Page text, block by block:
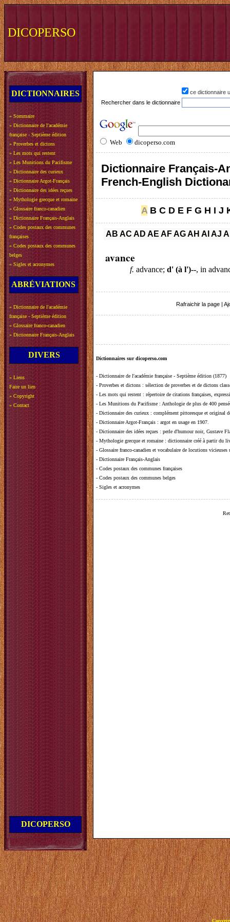
DICOPERSO
DICTIONNAIRES
» Sommaire
» Dictionnaire de l'académie
française - Septième édition
» Proverbes et dictons
» Les mots qui restent
» Les Munitions du Pacifisme
» Dictionnaire des curieux
» Dictionnaire Argot-Français
» Dictionnaire des idées reçues
» Mythologie grecque et romaine
» Glossaire franco-canadien
» Dictionnaire Français-Anglais
» Codes postaux des communes
françaises
» Codes postaux des communes
belges
» Sigles et acronymes
ABRÉVIATIONS
» Dictionnaire de l'académie
française - Septième édition
» Glossaire franco-canadien
» Dictionnaire Français-Anglais
DIVERS
» Liens
Faire un lien
» Copyright
» Contact
DICOPERSO
ce dictionnaire
Rechercher dans le dictionnaire
Web dicoperso.com
Dictionnaire Français-
French-English
A B C D E F G H I J
AB AC AD AE AFAGAH AI AJ
avance
f. advance;d' (à l')--, in
Rafraichir la page
Dictionnaires sur dicoperso.com
- Dictionnaire de l'académie française - Septième édition (1877)
- Proverbes et dictons : sélection de proverbes et de dictons
- Les mots qui restent : répertoire de citations françaises,
- Les Munitions du Pacifisme : Anthologie de plus de 400
- Dictionnaire des curieux : complément pittoresque et original
- Dictionnaire Argot-Français : argot en usage en 1907.
- Dictionnaire des idées reçues : perle d'humour noir, Gustave
- Mythologie grecque et romaine : dictionnaire créé à partir du
- Glossaire franco-canadien et vocabulaire de locutions vicieuses
- Dictionnaire Français-Anglais
- Codes postaux des communes françaises
- Codes postaux des communes belges
- Sigles et acronymes